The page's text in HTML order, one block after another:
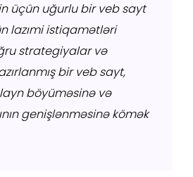
üçün uğurlu bir veb sayt
lazımi istiqamətləri
strategiyalar və
bir veb sayt,
böyüməsinə və
genişlənməsinə kömək